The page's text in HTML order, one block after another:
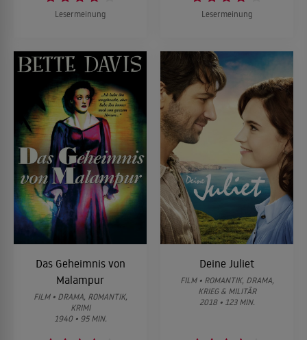
Lesermeinung Lesermeinung
Das Geheimnis von
Malampur
FILM • DRAMA, ROMANTIK,
KRIMI
1940 • 95 MIN.
Deine Juliet
FILM • ROMANTIK, DRAMA,
KRIEG & MILITÄR
2018 • 123 MIN.